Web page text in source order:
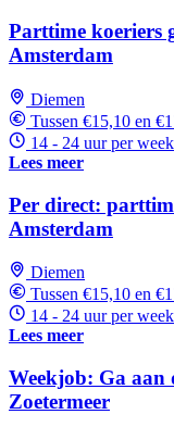
Parttime koeriers
Amsterdam
Diemen
Tussen €15,10 en
14 - 24 uur per week
Lees meer
Per direct:
Amsterdam
Diemen
Tussen €15,10 en
14 - 24 uur per week
Lees meer
Weekjob: Ga aan
Zoetermeer